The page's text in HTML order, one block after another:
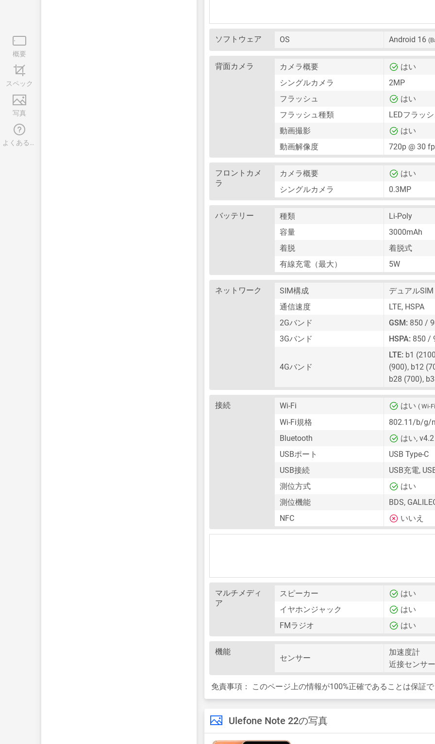
ソフトウェア OS Android 16
背面カメラ カメラ概要
はい
シングルカメラ
2MP
フラッシュ
はい
フラッシュ種類
LEDフラッシ
動画撮影
はい
動画解像度
720p @ 30
フロントカメ
ラ
カメラ概要
はい
シングルカメラ
0.3MP
バッテリー 種類
Li-Poly
容量
3000mAh
着脱
着脱式
有線充電（最大）
5W
ネットワーク SIM構成 デュアルSIM
通信速度
LTE, HSPA
2Gバンド
GSM: 850 /
3Gバンド
HSPA: 850 /
4Gバンド
LTE: b1
(900), b12
b28 (700),
接続 Wi-Fi はい ( Wi-
Wi-Fi規格
802.11/b/g/n
Bluetooth
はい, v4.2
USBポート
USB Type-C
USB接続
USB充電,
測位方式
はい
測位機能
BDS,
NFC
いいえ
マルチメディ
ア
スピーカー
はい
イヤホンジャック
はい
FMラジオ
はい
機能
センサー
加速度計
近接センサー
免責事項： このページ上の情報が100%正確であることは保証で
Ulefone Note 22の写真
概要
スペック
写真
よくある質問